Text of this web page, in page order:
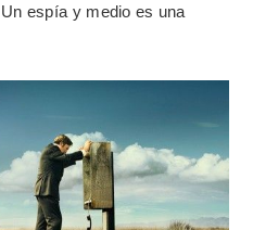
espía y medio es una